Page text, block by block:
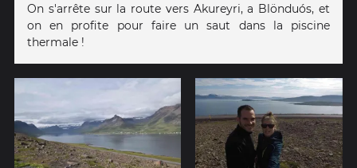
On s'arrête sur la route vers Akureyri, a Blönduós, et
on en profite pour faire un saut dans la piscine
thermale !